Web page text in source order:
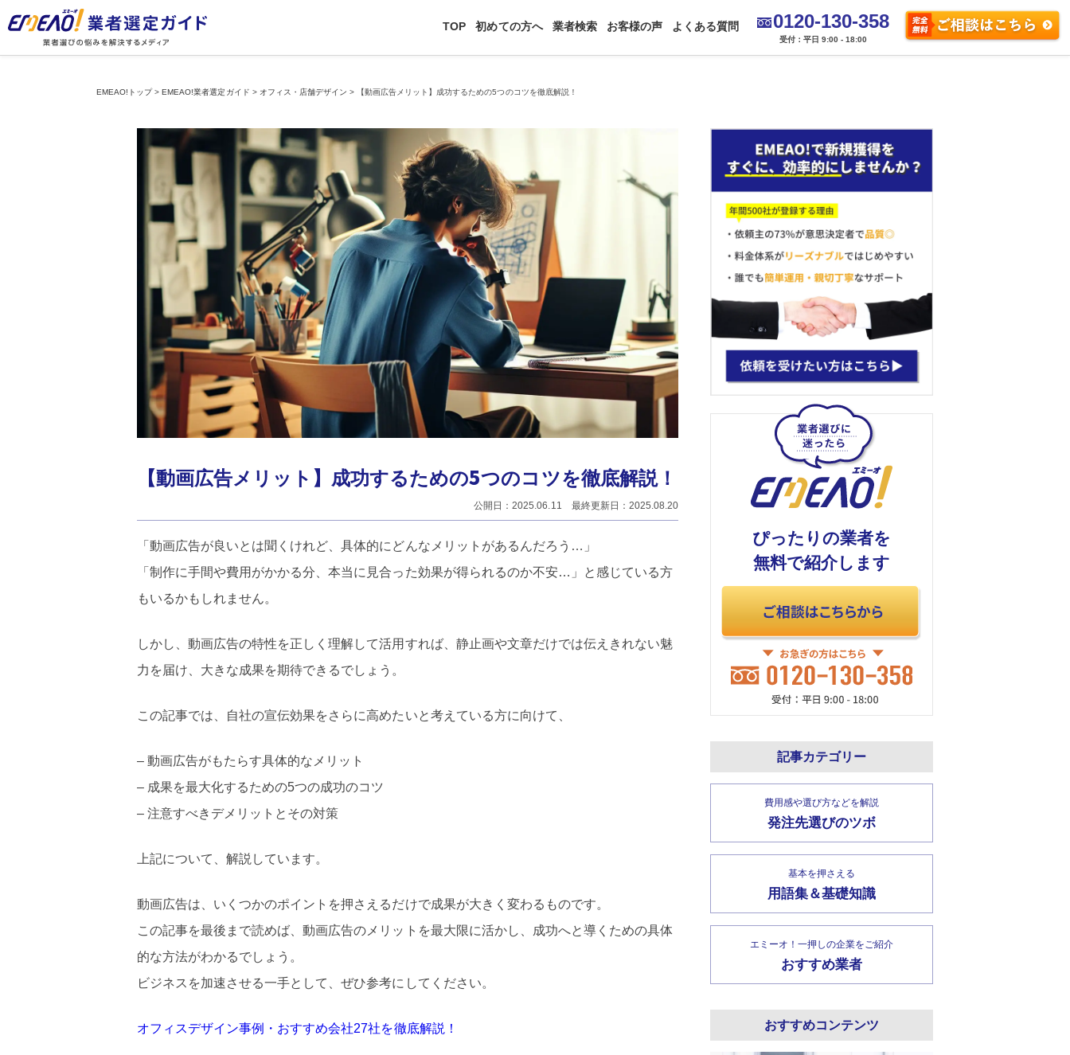
TOP 初めての方へ 業者検索 お客様の声 よくある質問 0120-130-358
受付：平日 9:00 - 18:00
EMEAO!トップ>EMEAO!業者選定ガイド > オフィス・店舗デザイン > 【動画広告メリット】成功するための5つのコツを徹底解説！
【動画広告メリット】成功するための5つのコツを徹底解説！
公開日：2025.06.11 最終更新日：2025.08.20
「動画広告が良いとは聞くけれど、具体的にどんなメリットがあるんだろう…」
「制作に手間や費用がかかる分、本当に見合った効果が得られるのか不安…」と感じている方
もいるかもしれません。
しかし、動画広告の特性を正しく理解して活用すれば、静止画や文章だけでは伝えきれない魅
力を届け、大きな成果を期待できるでしょう。
この記事では、自社の宣伝効果をさらに高めたいと考えている方に向けて、
– 動画広告がもたらす具体的なメリット
– 成果を最大化するための5つの成功のコツ
– 注意すべきデメリットとその対策
上記について、解説しています。
動画広告は、いくつかのポイントを押さえるだけで成果が大きく変わるものです。
この記事を最後まで読めば、動画広告のメリットを最大限に活かし、成功へと導くための具体
的な方法がわかるでしょう。
ビジネスを加速させる一手として、ぜひ参考にしてください。
オフィスデザイン事例・おすすめ会社27社を徹底解説！
ぴったりの業者を
無料で紹介します
記事カテゴリー
費用感や選び方などを解説
発注先選びのツボ
基本を押さえる
用語集＆基礎知識
エミーオ！一押しの企業をご紹介
おすすめ業者
おすすめコンテンツ